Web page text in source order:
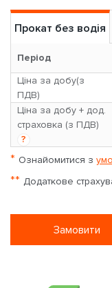
Прокат без водія
Період
Ціна за добу(з
ПДВ)
Ціна за добу + дод.
страховка (з ПДВ)
?
* Ознайомитися з
** Додаткове
Замовити